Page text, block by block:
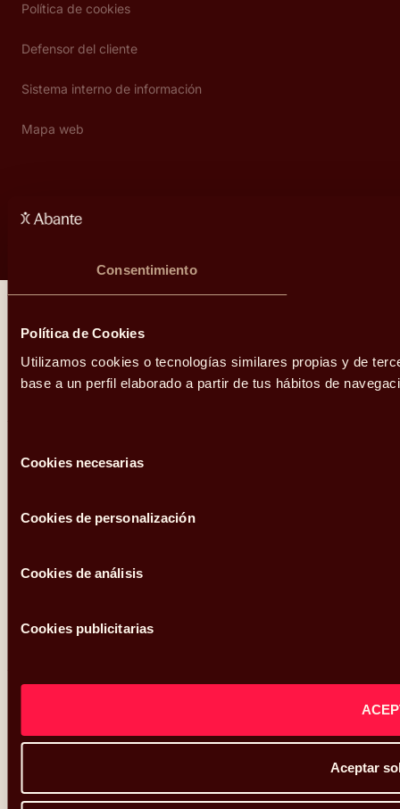
Consentimiento
Política de Cookies
Utilizamos cookies o tecnologías similares propias y de
base a un perfil elaborado a partir de tus hábitos de
deCookies necesarias
Cookies de personalización
Cookies de análisis
Cookies publicitarias
Aceptar
Política de cookies
Defensor del cliente
Sistema interno de información
Mapa web